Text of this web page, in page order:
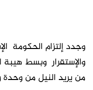
وجدد إلتزام الحكومة
والإستقرار وبسط هيبة
من يريد النيل من وحدة